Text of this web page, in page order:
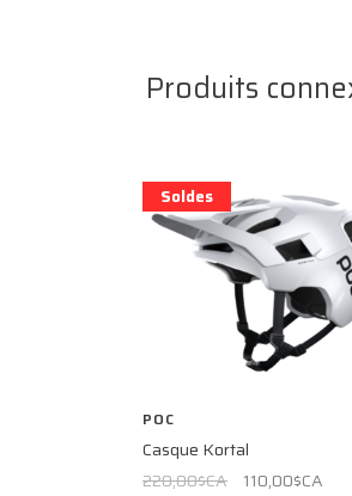
Produits
Soldes
POC
Casque Kortal
220,00$CA
110,00$CA